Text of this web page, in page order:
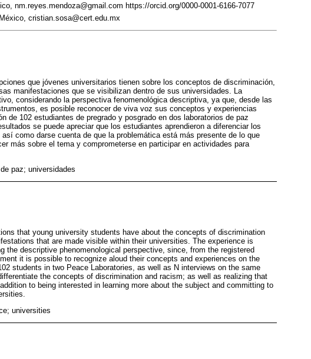
nm.reyes.mendoza@gmail.com https://orcid.org/0000-0001-6166-7077
cristian.sosa@cert.edu.mx
que jóvenes universitarios tienen sobre los conceptos de discriminación,
manifestaciones que se visibilizan dentro de sus universidades. La
considerando la perspectiva fenomenológica descriptiva, ya que, desde las
es posible reconocer de viva voz sus conceptos y experiencias
de 102 estudiantes de pregrado y posgrado en dos laboratorios de paz
se puede apreciar que los estudiantes aprendieron a diferenciar los
como darse cuenta de que la problemática está más presente de lo que
más sobre el tema y comprometerse en participar en actividades para
paz; universidades
that young university students have about the concepts of discrimination
that are made visible within their universities. The experience is
the descriptive phenomenological perspective, since, from the registered
it is possible to recognize aloud their concepts and experiences on the
students in two Peace Laboratories, as well as N interviews on the same
the concepts of discrimination and racism; as well as realizing that
to being interested in learning more about the subject and committing to
universities